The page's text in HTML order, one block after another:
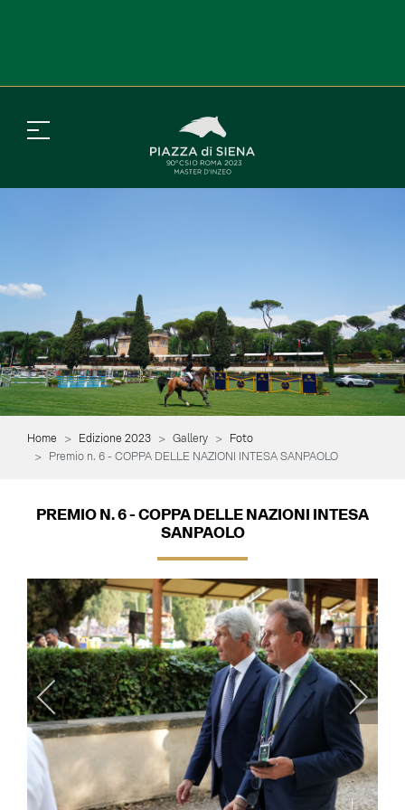
Home Edizione 2023 Gallery
Foto
Premio n. 6 - COPPA DELLE NAZIONI INTESA SANPAOLO
PREMIO N. 6 - COPPA DELLE NAZIONI INTESA
SANPAOLO